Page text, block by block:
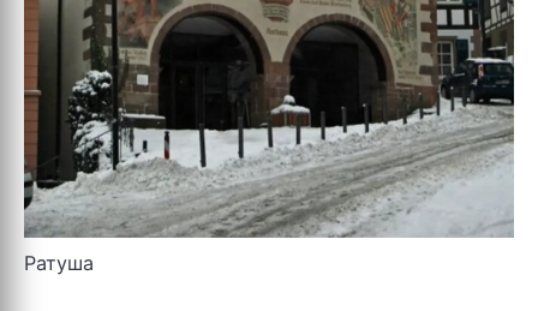
Ратуша